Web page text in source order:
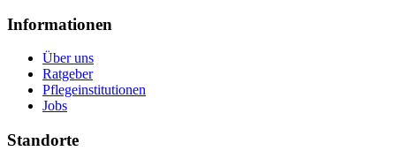
Informationen
Über uns
Ratgeber
Pflegeinstitutionen
Jobs
Standorte